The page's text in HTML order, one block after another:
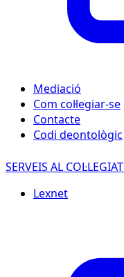
Mediació
Com col·legiar-se
Contacte
Codi deontològic
SERVEIS AL COL·LEGIAT
Lexnet